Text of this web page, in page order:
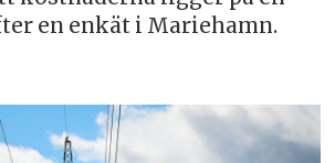
en enkät i Mariehamn.